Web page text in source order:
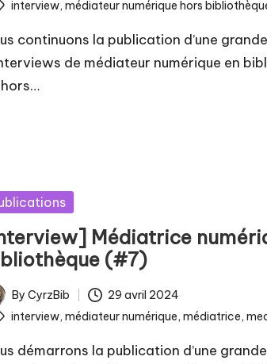
interview, médiateur numérique hors
continuons la publication d’une
de médiateur numérique en
Médiatrice
(#7)
By CyrzBib 29 avril 2024
interview, médiateur numérique, médiatrice,
démarrons la publication d’une